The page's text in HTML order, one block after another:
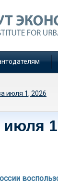
июля 1, 2026